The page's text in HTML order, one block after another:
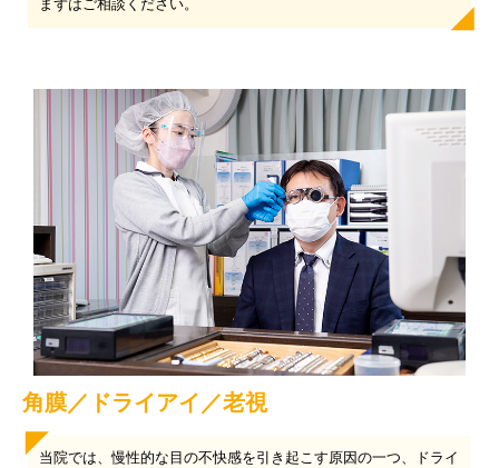
まずはご相談ください。
角膜／ドライアイ／老視
当院では、慢性的な目の不快感を引き起こす原因の一つ、ドライ